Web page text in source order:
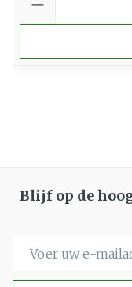
Blijf op de